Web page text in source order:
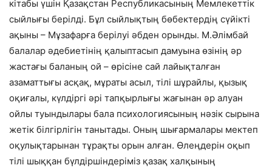
кітабы үшін Қазақстан Республикасының Мемлекеттік
сыйлығы берілді. Бұл сыйлықтың бөбектердің сүйікті
ақыны – Мұзафарға берілуі әбден орынды. М.Әлімбай
балалар әдебиетінің қалыптасып дамуына өзінің әр
жастағы баланың ой – өрісіне сай лайықталған
азаматтығы асқақ, мұраты асыл, тілі шұрайлы, қызық
оқиғалы, күлдіргі әрі тапқырлығы жағынан әр алуан
ойлы туындылары бала психологиясының нәзік сырына
жетік білгірлігін танытады. Оның шығармалары мектеп
оқулықтарынан тұрақты орын алған. Өлеңдерін оқып
тілі шыққан бүлдіршіндеріміз қазақ халқының